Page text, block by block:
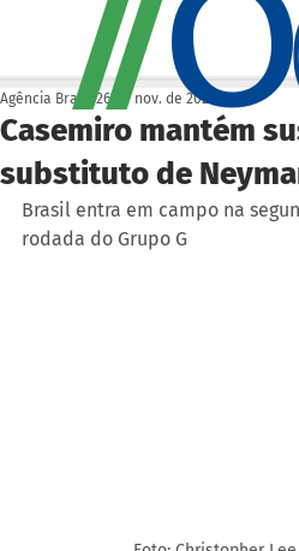
Casemiro mantém
substituto de
Agência Brasil 26 de nov. de 2022
Brasil entra em campo na
rodada do Grupo G